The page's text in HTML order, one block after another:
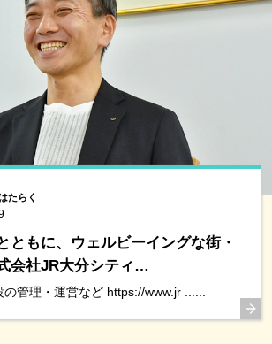
たらく
ともに、ウェルビーイングな街・
会社JR大分シティ…
管理・運営など https://www.jr ......